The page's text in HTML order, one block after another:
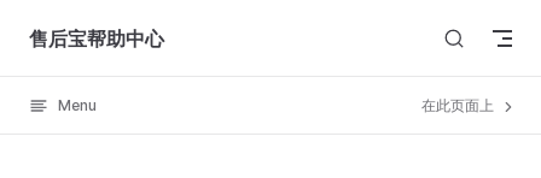
Skip to content
售后宝帮助中心
Menu 在此页面上